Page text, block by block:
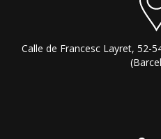
Calle de Francesc Layret, 52-